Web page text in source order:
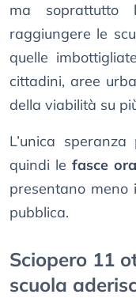
ma soprattutto
raggiungere le
quelle
cittadini, aree
della viabilità su
L’unica
quindi le fasce
presentano meno
pubblica.
Sciopero 11
scuola